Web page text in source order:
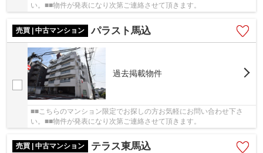
い。■■物件が発表になり次第ご連絡させて頂きます。
売買 | 中古マンション パラスト馬込
過去掲載物件
■■こちらのマンション限定でお探しの方お気軽にお問い合わせ下さ
い。■■物件が発表になり次第ご連絡させて頂きます。
売買 | 中古マンション テラス東馬込